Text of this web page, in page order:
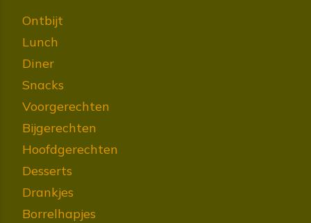
Ontbijt
Lunch
Diner
Snacks
Voorgerechten
Bijgerechten
Hoofdgerechten
Desserts
Drankjes
Borrelhapjes